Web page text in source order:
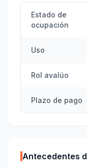
Estado de
ocupación
Uso
Rol avalúo
Plazo de pago
Antecedentes